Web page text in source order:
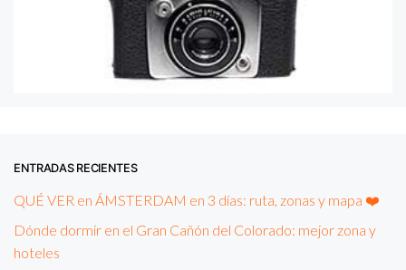
ENTRADAS RECIENTES
QUÉ VER en ÁMSTERDAM en 3 días: ruta, zonas y mapa ❤️
Dónde dormir en el Gran Cañón del Colorado: mejor zona y
hoteles